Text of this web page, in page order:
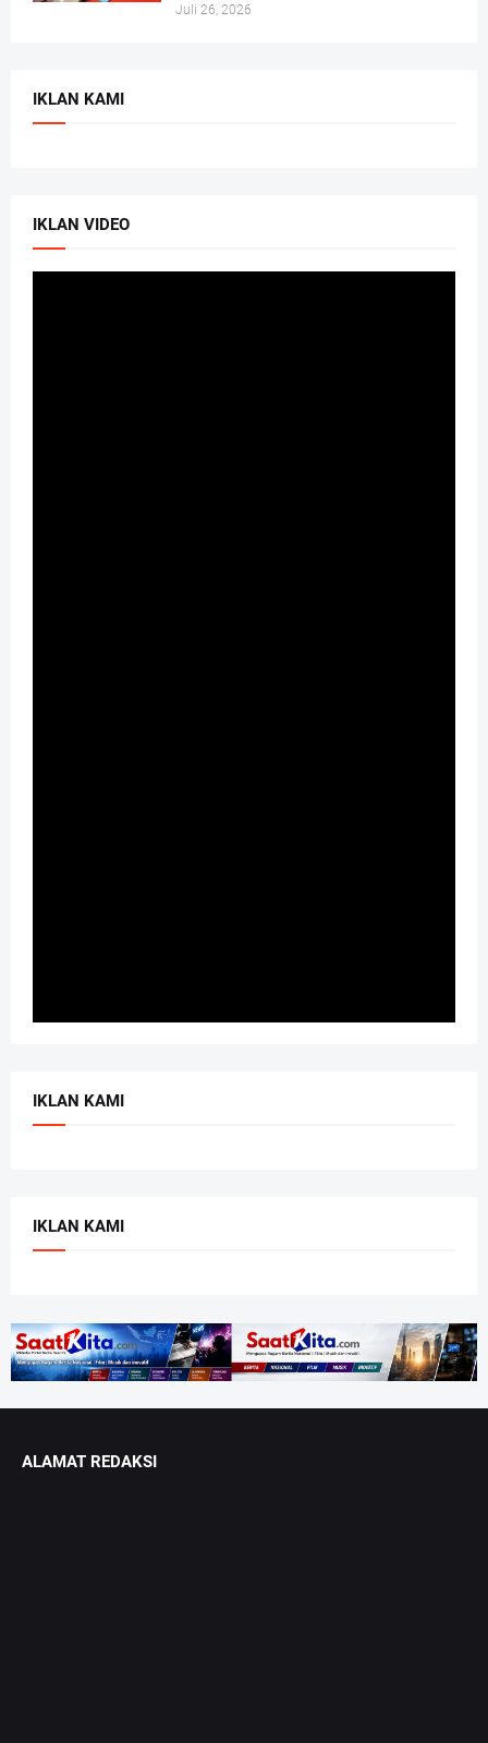
Juli 26, 2026
IKLAN KAMI
IKLAN VIDEO
IKLAN KAMI
IKLAN KAMI
ALAMAT REDAKSI